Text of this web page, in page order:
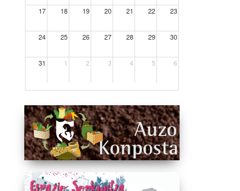
17 18 19 20 21 22 23
24 25 26 27 28 29 30
31 1 2 3 4 5 6